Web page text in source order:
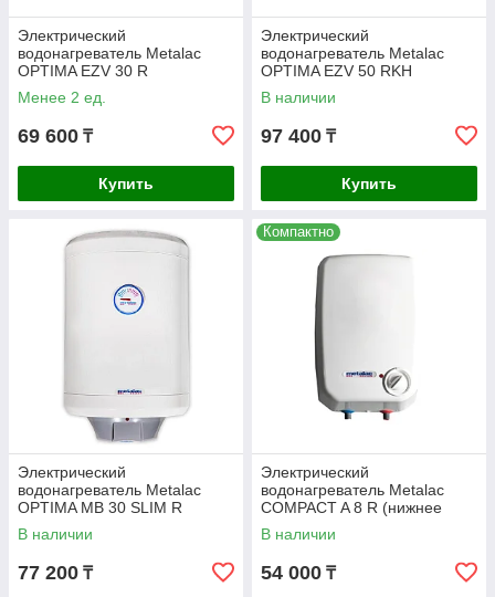
Электрический
водонагреватель Metalac
ОPTIMA EZV 30 R
Менее 2 ед.
69 600 ₸
Купить
Электрический
водонагреватель Metalac
ОPTIMA EZV 50 RKH
В наличии
97 400 ₸
Купить
Электрический
водонагреватель Metalac
ОPTIMA MB 30 SLIM R
В наличии
77 200 ₸
Компактно
Электрический
водонагреватель Metalac
COMPACT A 8 R (нижнее
подкл.)
В наличии
54 000 ₸